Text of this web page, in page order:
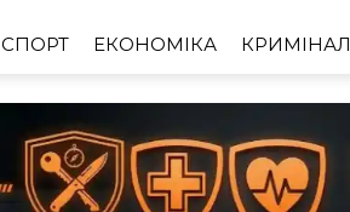
СПОРТ ЕКОНОМІКА КРИМІНАЛ